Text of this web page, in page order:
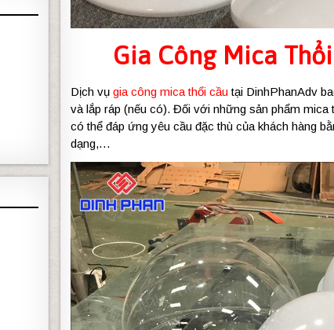
Gia Công Mica
Dịch vụgia công mica thổi cầutại DinhPhanAdv
và lắp ráp (nếu có). Đối với những sản phẩm
có thể đáp ứng yêu cầu đặc thù của khách hàng
dạng,…